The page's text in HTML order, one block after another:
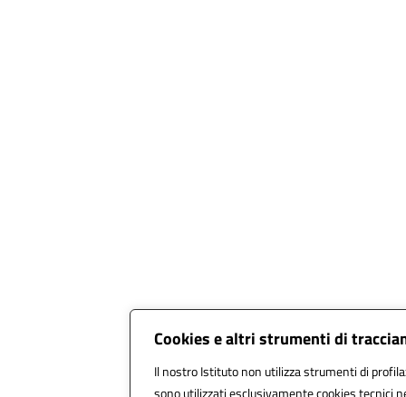
Cookies e altri strumenti di
Il nostro Istituto non utilizza strumenti di
sono utilizzati esclusivamente cookies tecnici